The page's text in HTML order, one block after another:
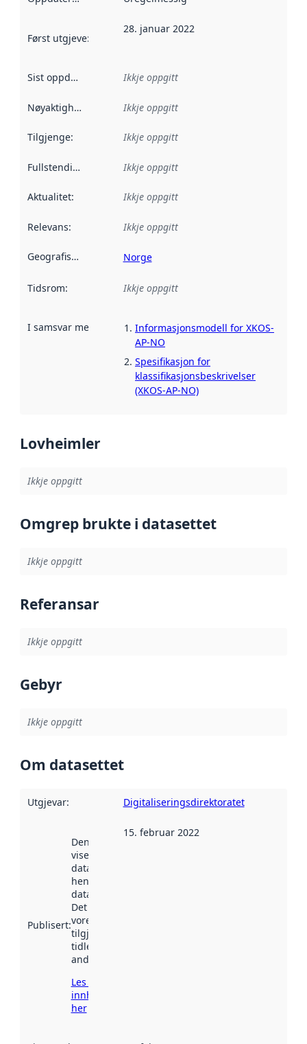
Først utgjeve: Denne datoen seier når dataa i dette
28. januar 2022
Sist oppdatert Ikkje oppgitt
Nøyaktigheit Ikkje oppgitt
Tilgjenge: Ikkje oppgitt
Fullstendigheit Ikkje oppgitt
Aktualitet: Ikkje oppgitt
Relevans: Ikkje oppgitt
Geografisk område Norge
Tidsrom: Ikkje oppgitt
I samsvar med Referanse til ei implementeringsregel eller
Informasjonsmodell for XKOS-
AP-NO
Spesifikasjon for
klassifikasjonsbeskrivelser
(XKOS-AP-NO)
Lovheimler
Ikkje oppgitt
Omgrep brukte i datasettet
Ikkje oppgitt
Referansar
Ikkje oppgitt
Gebyr
Ikkje oppgitt
Om datasettet
Utgjevar: Digitaliseringsdirektoratet
Publisert:
Denne datoen
viser når
datasettet vart
henta inn av
data.norge.no.
Det kan ha
vore
tilgjengeleg
tidlegare
andre stader.
Les meir om
innhenting
her
15. februar 2022